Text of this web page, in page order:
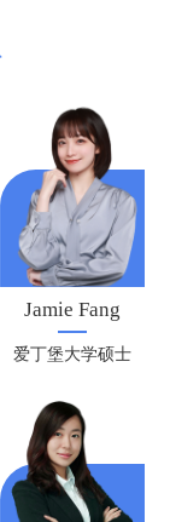
Jamie Fang
爱丁堡大学硕士